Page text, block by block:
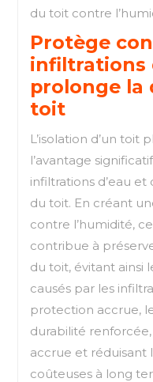
du toit contre
Protège
infiltrations
prolonge la
toit
L’isolation d’un toit
l’avantage
infiltrations d’eau
du toit. En créant
contre l’humidité,
contribue à
du toit, évitant ainsi
causés par les
protection accrue,
durabilité
accrue et réduisant
coûteuses à long